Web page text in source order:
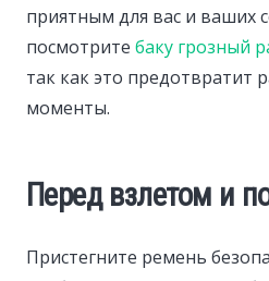
приятным для вас и ваших
посмотрите баку грозный
так как это предотвратит
моменты.
Перед взлетом и
Пристегните ремень